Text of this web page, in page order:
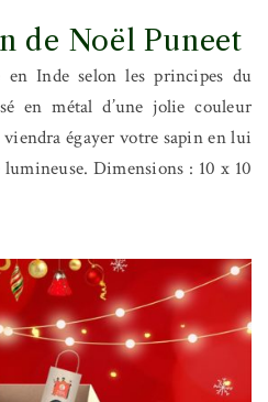
de Noël Puneet
en Inde selon les principes du
en métal d’une jolie couleur
égayer votre sapin en lui
Dimensions : 10 x 10